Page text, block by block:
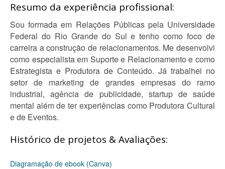
Resumo da experiência profissional:
Sou formada em Relações Públicas pela Universidade
Federal do Rio Grande do Sul e tenho como foco de
carreira a construção de relacionamentos. Me desenvolvi
como especialista em Suporte e Relacionamento e como
Estrategista e Produtora de Conteúdo. Já trabalhei no
setor de marketing de grandes empresas do ramo
industrial, agência de publicidade, startup de saúde
mental além de ter experiências como Produtora Cultural
e de Eventos.
Histórico de projetos & Avaliações:
Diagramação de ebook (Canva)